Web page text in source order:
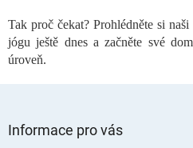
i
s
u
Tak proč čekat? Prohlédněte si
jógu ještě dnes a začněte své
úroveň.
Informace pro vás